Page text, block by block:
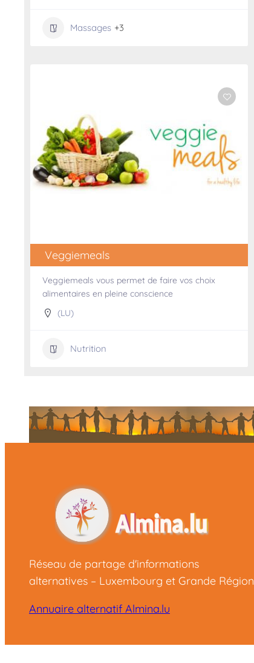
Massages +3
Veggiemeals
Veggiemeals vous permet de faire vos choix
alimentaires en pleine conscience
(LU)
Nutrition
Réseau de partage d'informations
alternatives – Luxembourg et Grande Région
Annuaire alternatif Almina.lu